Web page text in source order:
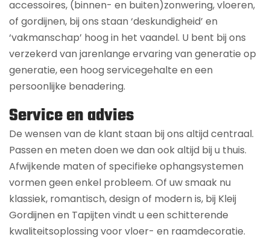
accessoires, (binnen- en buiten)zonwering, vloeren,
of gordijnen, bij ons staan ‘deskundigheid’ en
‘vakmanschap’ hoog in het vaandel. U bent bij ons
verzekerd van jarenlange ervaring van generatie op
generatie, een hoog servicegehalte en een
persoonlijke benadering.
Service en advies
De wensen van de klant staan bij ons altijd centraal.
Passen en meten doen we dan ook altijd bij u thuis.
Afwijkende maten of specifieke ophangsystemen
vormen geen enkel probleem. Of uw smaak nu
klassiek, romantisch, design of modern is, bij Kleij
Gordijnen en Tapijten vindt u een schitterende
kwaliteitsoplossing voor vloer- en raamdecoratie.